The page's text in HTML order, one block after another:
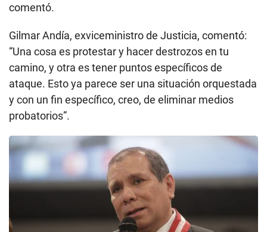
comentó.
Gilmar Andía, exviceministro de Justicia, comentó:
“Una cosa es protestar y hacer destrozos en tu
camino, y otra es tener puntos específicos de
ataque. Esto ya parece ser una situación orquestada
y con un fin específico, creo, de eliminar medios
probatorios”.